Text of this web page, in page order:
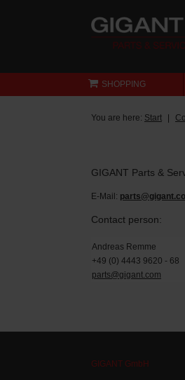
SHOPPING
You are here: Start
GIGANT Parts &
E-Mail:
Contact person:
Andreas Remme
+49 (0) 4443 9620 - 68
parts@gigant.com
GIGANT GmbH